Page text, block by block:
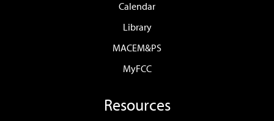
Calendar
Library
MACEM&PS
MyFCC
Resources